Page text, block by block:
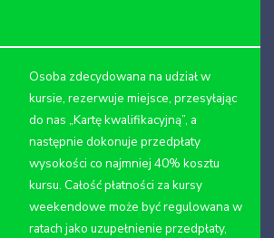
Osoba zdecydowana na udział w
kursie, rezerwuje miejsce, przesyłając
do nas „Kartę kwalifikacyjną”, a
następnie dokonuje przedpłaty
wysokości co najmniej 40% kosztu
kursu. Całość płatności za kursy
weekendowe może być regulowana w
ratach jako uzupełnienie przedpłaty,